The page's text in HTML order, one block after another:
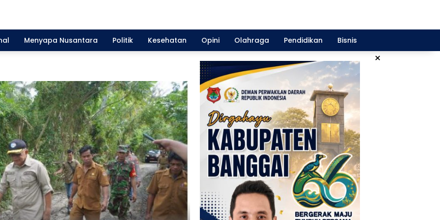
Menyapa Nusantara Politik Kesehatan Opini Olahraga Pendidikan Bisnis
×